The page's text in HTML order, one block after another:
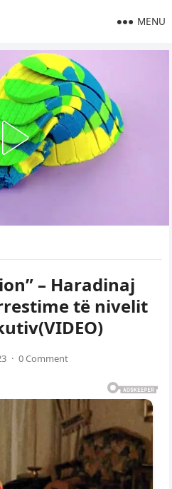
MENU
– Haradinaj
të nivelit
· 0 Comment